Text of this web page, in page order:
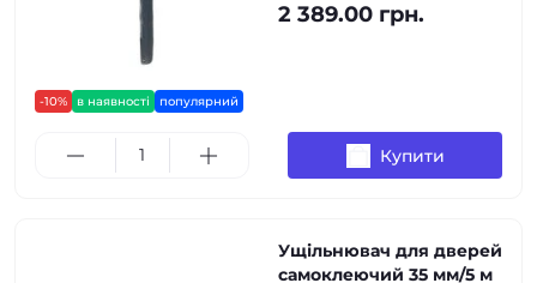
-10% в наявності популярний
2 389.00 грн.
Купити
Ущільнювач для дверей
самоклеючий 35 мм/5 м